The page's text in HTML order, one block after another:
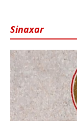
Sinaxar